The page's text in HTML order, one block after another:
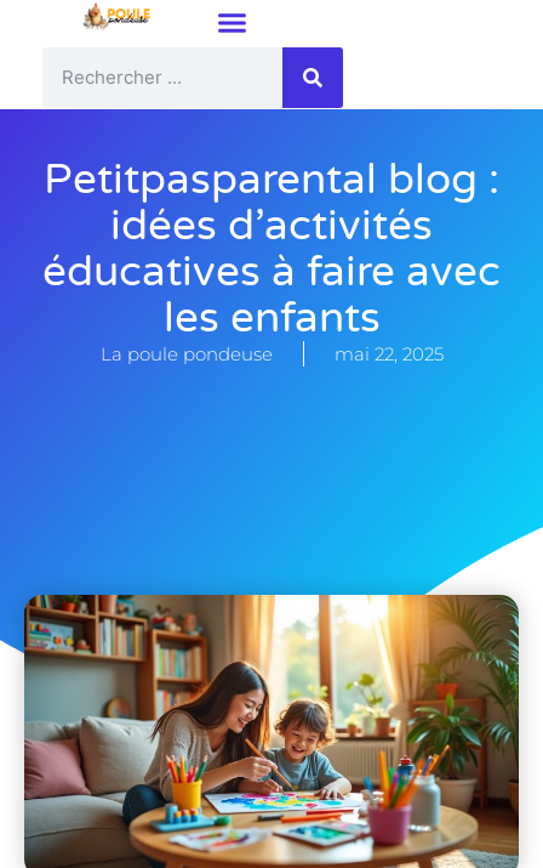
Petitpasparental blog :
idées d’activités
éducatives à faire avec
les enfants
La poule pondeuse mai 22, 2025